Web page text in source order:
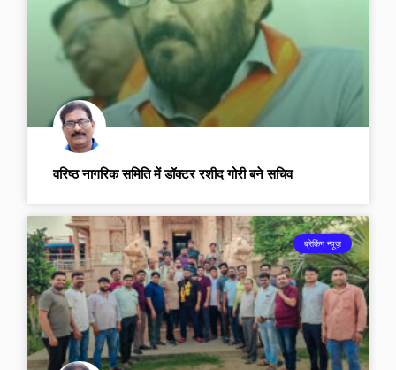
वरिष्ठ नागरिक समिति में डॉक्टर रशीद गोरी बने सचिव
ब्रेकिंग न्यूज़